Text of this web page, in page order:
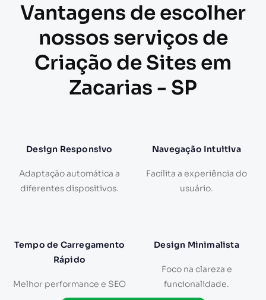
Vantagens de escolher
nossos serviços de
Criação de Sites em
Zacarias - SP
Design Responsivo
Adaptação automática a
diferentes dispositivos.
Navegação Intuitiva
Facilita a experiência do
usuário.
Tempo de Carregamento
Rápido
Melhor performance e SEO
Design Minimalista
Foco na clareza e
funcionalidade.